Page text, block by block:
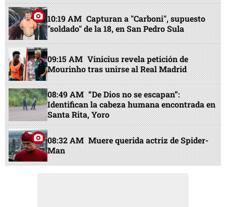
10:19 AM Capturan a "Carboni", supuesto
"soldado" de la 18, en San Pedro Sula
09:15 AM Vinicius revela petición de
Mourinho tras unirse al Real Madrid
08:49 AM “De Dios no se escapan”:
Identifican la cabeza humana encontrada en
Santa Rita, Yoro
08:32 AM Muere querida actriz de Spider-
Man